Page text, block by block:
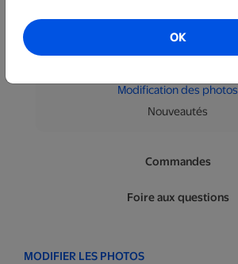
Modification des photos
Nouveautés
Commandes
Foire aux questions
MODIFIER LES PHOTOS
OK